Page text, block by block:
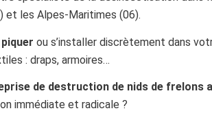
et les Alpes‑Maritimes (06).
piquer ou s’installer discrètement dans
: draps, armoires…
de destruction de nids de frelons
immédiate et radicale ?